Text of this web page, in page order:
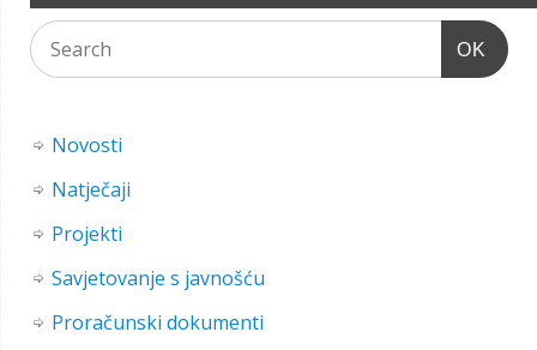
OK
Novosti
Natječaji
Projekti
Savjetovanje s javnošću
Proračunski dokumenti